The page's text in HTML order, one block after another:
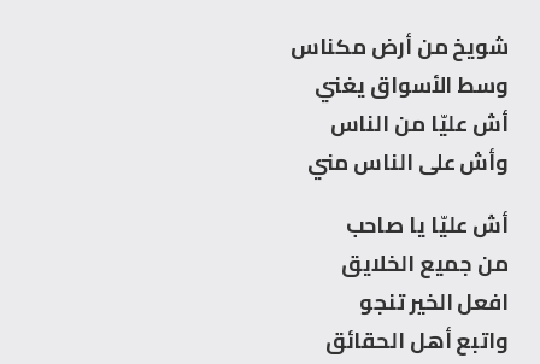
شويخ من أرض مكناس
وسط الأسواق يغني
أش عليّا من الناس
وأش على الناس مني
أش عليّا يا صاحب
من جميع الخلايق
افعل الخير تنجو
واتبع أهل الحقائق